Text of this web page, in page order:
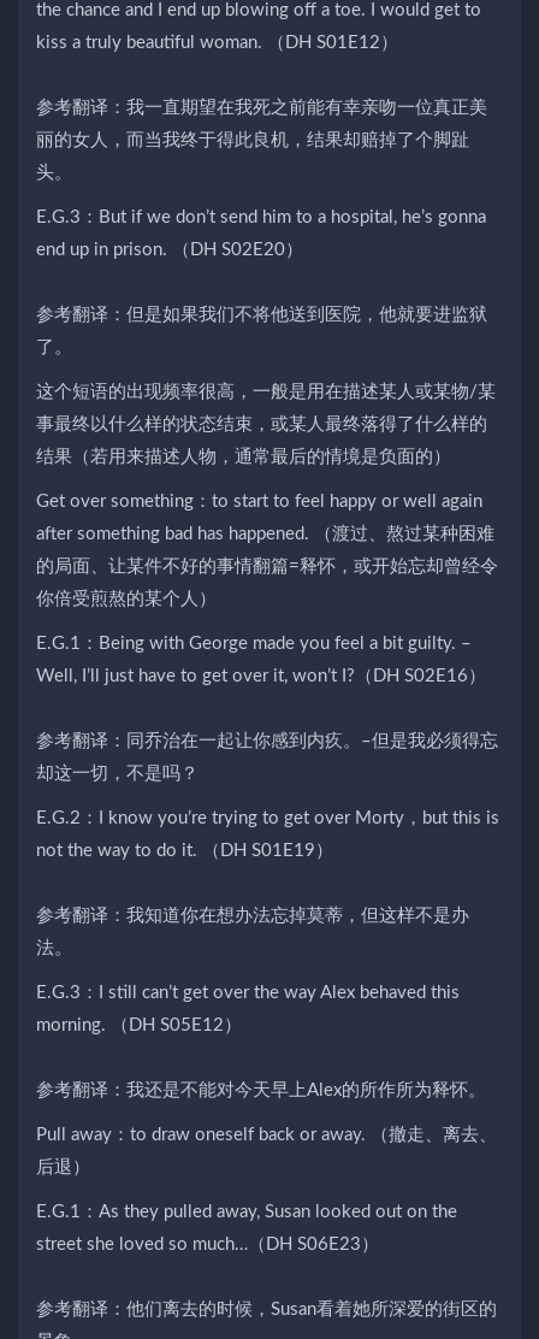
the chance and I end up blowing off a toe. I would get to
kiss a truly beautiful woman. （DH S01E12）
参考翻译：我一直期望在我死之前能有幸亲吻一位真正美
丽的女人，而当我终于得此良机，结果却赔掉了个脚趾
头。
E.G.3：But if we don’t send him to a hospital, he’s gonna
end up in prison. （DH S02E20）
参考翻译：但是如果我们不将他送到医院，他就要进监狱
了。
这个短语的出现频率很高，一般是用在描述某人或某物/某
事最终以什么样的状态结束，或某人最终落得了什么样的
结果（若用来描述人物，通常最后的情境是负面的）
Get over something：to start to feel happy or well again
after something bad has happened. （渡过、熬过某种困难
的局面、让某件不好的事情翻篇=释怀，或开始忘却曾经令
你倍受煎熬的某个人）
E.G.1：Being with George made you feel a bit guilty. –
Well, I’ll just have to get over it, won’t I?（DH S02E16）
参考翻译：同乔治在一起让你感到内疚。–但是我必须得忘
却这一切，不是吗？
E.G.2：I know you’re trying to get over Morty，but this is
not the way to do it. （DH S01E19）
参考翻译：我知道你在想办法忘掉莫蒂，但这样不是办
法。
E.G.3：I still can’t get over the way Alex behaved this
morning. （DH S05E12）
参考翻译：我还是不能对今天早上Alex的所作所为释怀。
Pull away：to draw oneself back or away. （撤走、离去、
后退）
E.G.1：As they pulled away, Susan looked out on the
street she loved so much…（DH S06E23）
参考翻译：他们离去的时候，Susan看着她所深爱的街区的